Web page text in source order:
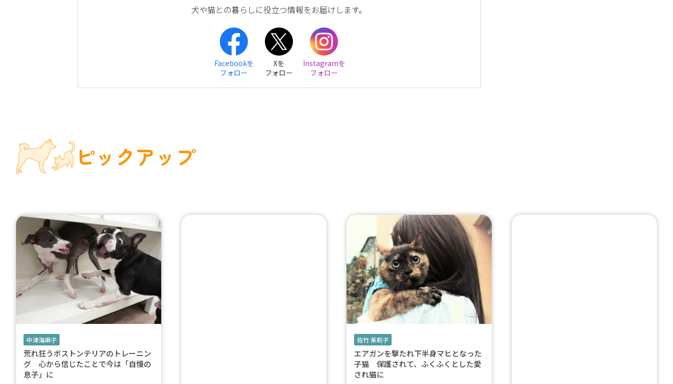
犬や猫との暮らしに役立つ情報をお届けします。
Facebookを
フォロー
Xを
フォロー
Instagramを
フォロー
ピックアップ
中津海麻子
荒れ狂うボストンテリアのトレーニン
グ 心から信じたことで今は「自慢の
息子」に
佐竹 茉莉子
エアガンを撃たれ下半身マヒとなった
子猫 保護されて、ふくふくとした愛
され猫に